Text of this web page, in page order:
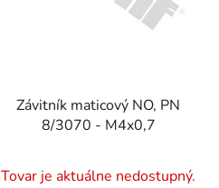
Závitník maticový NO, PN
8/3070 - M4x0,7
Tovar je aktuálne nedostupný.